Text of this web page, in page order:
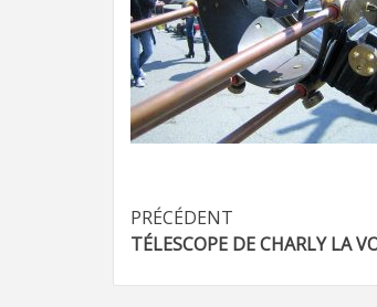
Navigation
d’article
PRÉCÉDENT
TÉLESCOPE DE CHARLY LA